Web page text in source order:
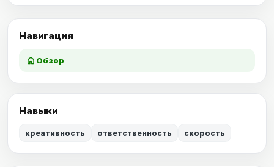
Навигация
home Обзор
Навыки
креативность ответственность скорость